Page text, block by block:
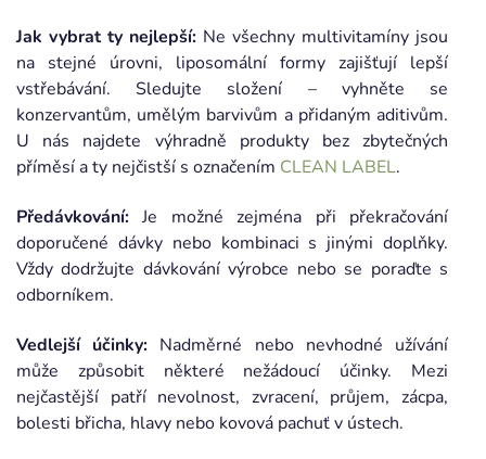
Jak vybrat ty nejlepší: Ne všechny multivitamíny jsou
na stejné úrovni, liposomální formy zajišťují lepší
vstřebávání. Sledujte složení – vyhněte se
konzervantům, umělým barvivům a přidaným aditivům.
U nás najdete výhradně produkty bez zbytečných
příměsí a ty nejčistší s označením CLEAN LABEL.
Předávkování: Je možné zejména při překračování
doporučené dávky nebo kombinaci s jinými doplňky.
Vždy dodržujte dávkování výrobce nebo se poraďte s
odborníkem.
Vedlejší účinky: Nadměrné nebo nevhodné užívání
může způsobit některé nežádoucí účinky. Mezi
nejčastější patří nevolnost, zvracení, průjem, zácpa,
bolesti břicha, hlavy nebo kovová pachuť v ústech.